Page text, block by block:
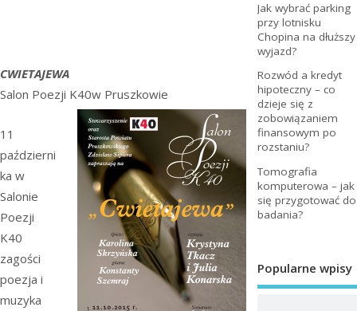
CWIETAJEWA
Salon Poezji K40w Pruszkowie
11
październi
ka w
Salonie
Poezji
K40
zagości
poezja i
muzyka
Jak wybrać parking
przy lotnisku
Chopina na dłuższy
wyjazd?
Rozwód a kredyt
hipoteczny – co
dzieje się z
zobowiązaniem
finansowym po
rozstaniu?
Tomografia
komputerowa – jak
się przygotować do
badania?
Popularne wpisy